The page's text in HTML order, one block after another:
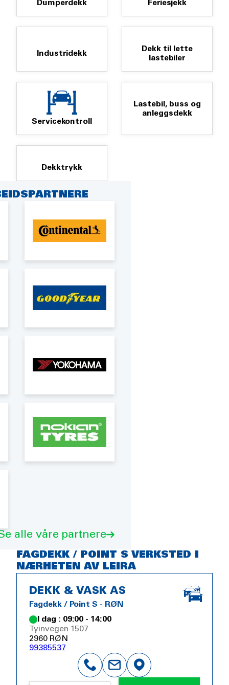
Dumperdekk Feriesjekk
Industridekk
Dekk til lette
lastebiler
Servicekontroll
Lastebil, buss og
anleggsdekk
Dekktrykk
alle våre partnere
FAGDEKK / POINT S VERKSTED I
NÆRHETEN AV LEIRA
DEKK & VASK AS
Fagdekk / Point S - RØN
I dag : 09:00 - 14:00
Tyinvegen 1507
2960 RØN
99385537